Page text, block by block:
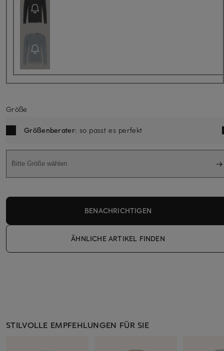
Größe
Größenberater: so passt es perfekt
Bitte Größe wählen
BENACHRICHTIGEN
ÄHNLICHE ARTIKEL FINDEN
STILVOLLE EMPFEHLUNGEN FÜR SIE